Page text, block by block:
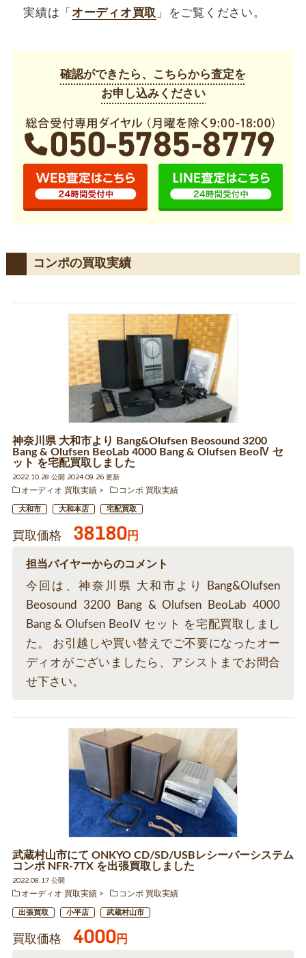
実績は「 オーディオ買取 」をご覧ください。
確認ができたら、こちらから査定を
お申し込みください
コンポの買取実績
神奈川県 大和市より Bang&Olufsen Beosound 3200
Bang & Olufsen BeoLab 4000 Bang & Olufsen BeoⅣ セ
ット を宅配買取しました
2022.10.28 公開 2024.09.26 更新
オーディオ 買取実績
コンポ 買取実績
大和市 大和本店 宅配買取
買取価格 38180円
担当バイヤーからのコメント
今回は、神奈川県 大和市より Bang&Olufsen
Beosound 3200 Bang & Olufsen BeoLab 4000
Bang & Olufsen BeoⅣ セット を宅配買取しまし
た。 お引越しや買い替えでご不要になったオー
ディオがございましたら、アシストまでお問合
せ下さい。
武蔵村山市にて ONKYO CD/SD/USBレシーバーシステム
コンポ NFR-7TX を出張買取しました
2022.08.17 公開
オーディオ 買取実績
コンポ 買取実績
出張買取 小平店 武蔵村山市
買取価格 4000円